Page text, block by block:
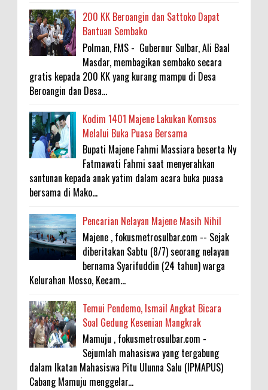
200 KK Beroangin dan Sattoko Dapat
Bantuan Sembako
Polman, FMS - Gubernur Sulbar, Ali Baal
Masdar, membagikan sembako secara
gratis kepada 200 KK yang kurang mampu di Desa
Beroangin dan Desa...
Kodim 1401 Majene Lakukan Komsos
Melalui Buka Puasa Bersama
Bupati Majene Fahmi Massiara beserta Ny
Fatmawati Fahmi saat menyerahkan
santunan kepada anak yatim dalam acara buka puasa
bersama di Mako...
Pencarian Nelayan Majene Masih Nihil
Majene , fokusmetrosulbar.com -- Sejak
diberitakan Sabtu (8/7) seorang nelayan
bernama Syarifuddin (24 tahun) warga
Kelurahan Mosso, Kecam...
Temui Pendemo, Ismail Angkat Bicara
Soal Gedung Kesenian Mangkrak
Mamuju , fokusmetrosulbar.com -
Sejumlah mahasiswa yang tergabung
dalam Ikatan Mahasiswa Pitu Ulunna Salu (IPMAPUS)
Cabang Mamuju menggelar...